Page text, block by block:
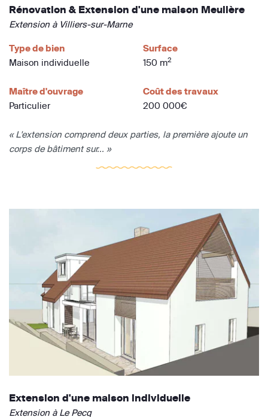
Rénovation & Extension d'une maison Meulière
Extension à Villiers-sur-Marne
Type de bien
Maison individuelle
Surface
150 m2
Maître d'ouvrage
Particulier
Coût des travaux
200 000€
« L'extension comprend deux parties, la première ajoute un
corps de bâtiment sur... »
Extension d'une maison individuelle
Extension à Le Pecq